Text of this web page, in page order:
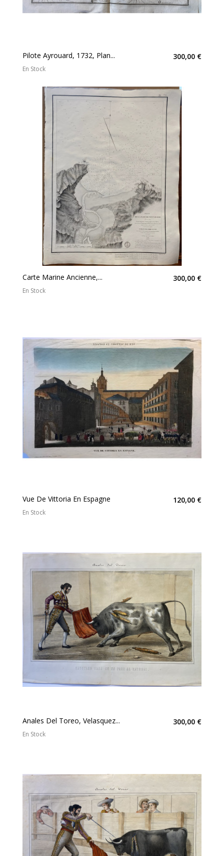
Pilote Ayrouard, 1732, Plan... 300,00 €
En Stock
Carte Marine Ancienne,... 300,00 €
En Stock
Vue De Vittoria En Espagne 120,00 €
En Stock
Anales Del Toreo, Velasquez... 300,00 €
En Stock